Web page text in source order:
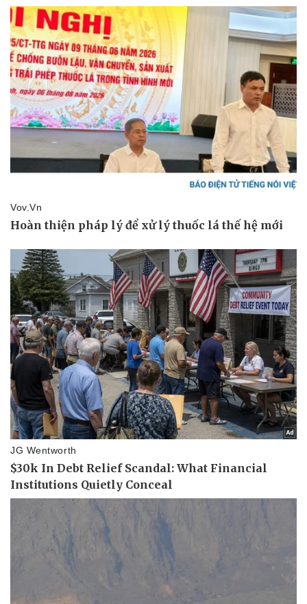
Thể thao
Bóng đá
Lịch thi đấu bóng đá
Thế giới thể thao
eSports
Hậu trường
Ô tô - Xe máy
Ô tô
Xe máy
Tư vấn